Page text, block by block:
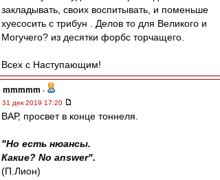
закладывать, своих воспитывать, и поменьше
хуесосить с трибун . Делов то для Великого и
Могучего? из десятки форбс торчащего.
Всех с Наступающим!
mmmmm -
31 дек 2019 17:20
ВАР, просвет в конце тоннеля.
"Но есть нюансы.
Какие? No answer".
(П.Лион)